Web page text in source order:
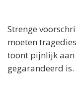
Strenge
moeten
toont pijnlijk
gegarandeerd is.